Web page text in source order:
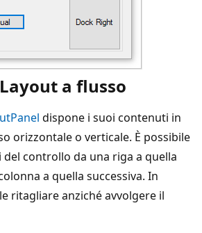
a flusso
dispone i suoi contenuti in
orizzontale o verticale. È possibile
controllo da una riga a quella
a quella successiva. In
ritagliare anziché avvolgere il